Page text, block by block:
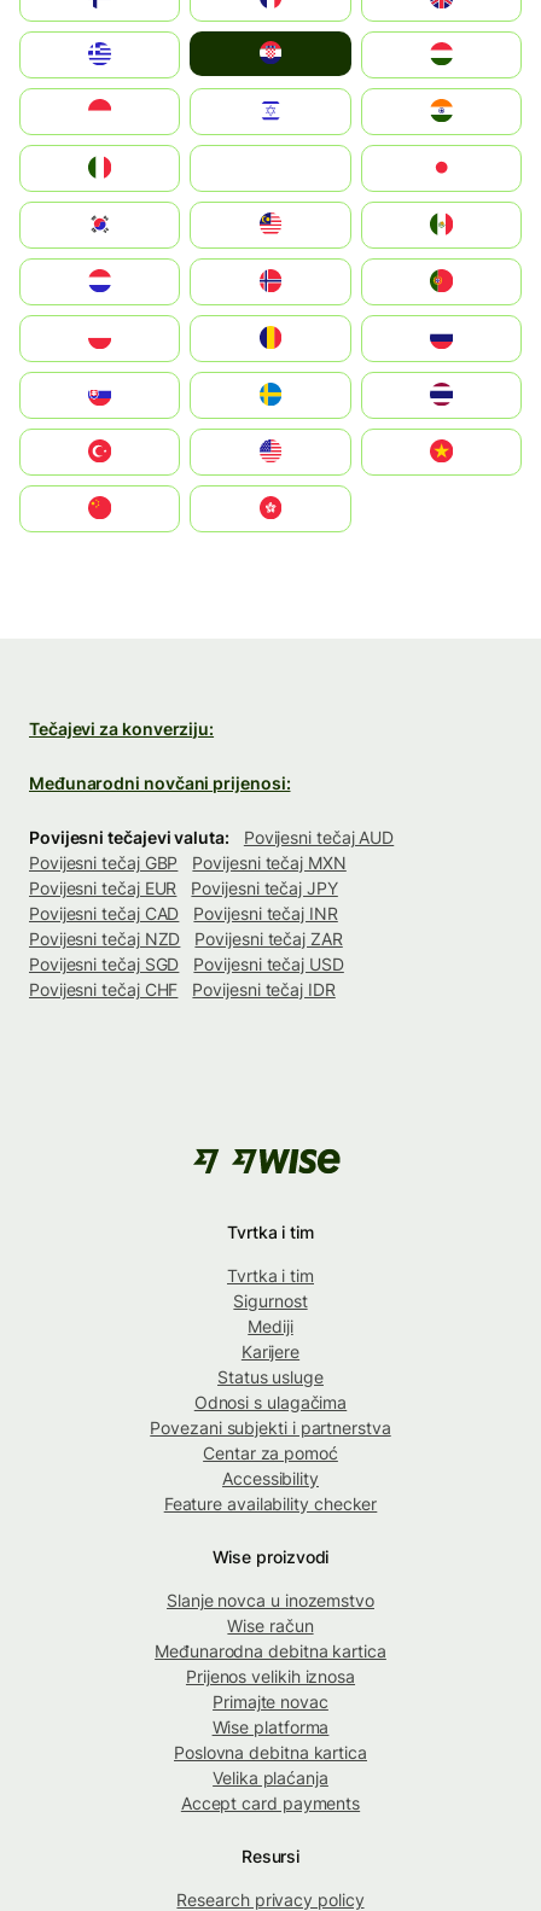
Magyarország
South Korea
United States
中國香港特別行政區
Tečajevi za konverziju:
Međunarodni novčani prijenosi:
Povijesni tečajevi valuta:
Povijesni tečaj AUD
Povijesni tečaj GBP
Povijesni tečaj MXN
Povijesni tečaj EUR
Povijesni tečaj JPY
Povijesni tečaj CAD
Povijesni tečaj INR
Povijesni tečaj NZD
Povijesni tečaj ZAR
Povijesni tečaj SGD
Povijesni tečaj USD
Povijesni tečaj CHF
Povijesni tečaj IDR
Tvrtka i tim
Tvrtka i tim
Sigurnost
Mediji
Karijere
Status usluge
Odnosi s ulagačima
Povezani subjekti i partnerstva
Centar za pomoć
Accessibility
Feature availability checker
Wise proizvodi
Slanje novca u inozemstvo
Wise račun
Međunarodna debitna kartica
Prijenos velikih iznosa
Primajte novac
Wise platforma
Poslovna debitna kartica
Velika plaćanja
Accept card payments
Resursi
Research privacy policy